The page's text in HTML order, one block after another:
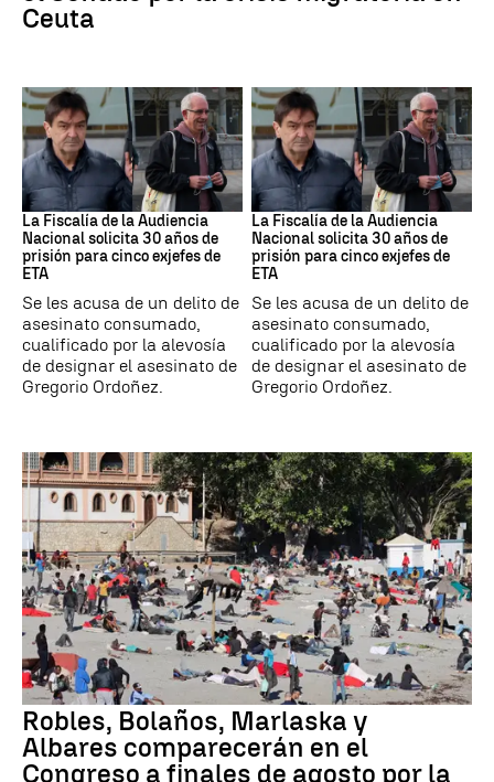
Ceuta
ETA
La Fiscalía de la Audiencia
Nacional solicita 30 años de
prisión para cinco exjefes de
ETA
Se les acusa de un delito de
asesinato consumado,
cualificado por la alevosía
de designar el asesinato de
Gregorio Ordoñez.
ETA
La Fiscalía de la Audiencia
Nacional solicita 30 años de
prisión para cinco exjefes de
ETA
Se les acusa de un delito de
asesinato consumado,
cualificado por la alevosía
de designar el asesinato de
Gregorio Ordoñez.
Robles, Bolaños, Marlaska y
Albares comparecerán en el
Congreso a finales de agosto por la